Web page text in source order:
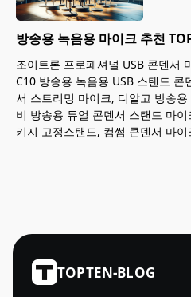
방송용 녹음용 마이크 추천
조이트론 프로페셔널 USB 콘덴서
C10 방송용 녹음용 USB 스탠드 콘
서 스트리밍 마이크, 디알고 방송
비 방송용 듀얼 콘덴서 스탠드 마
키지 고정스탠드, 컴썸 콘덴서 마이
TOPTEN-BLOG